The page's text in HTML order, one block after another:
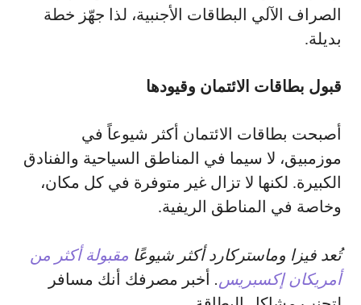
الصراف الآلي البطاقات الأجنبية، لذا جهّز خطة
بديلة.
قبول بطاقات الائتمان وقيودها
أصبحت بطاقات الائتمان أكثر شيوعاً في
موزمبيق، لا سيما في المناطق السياحية والفنادق
الكبيرة. لكنها لا تزال غير متوفرة في كل مكان،
وخاصة في المناطق الريفية.
تُعد فيزا وماستركارد أكثر شيوعًا مقبولة أكثر من
أمريكان إكسبريس. أخبر مصرفك أنك مسافر